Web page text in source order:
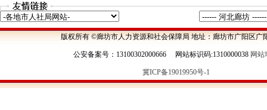
版权所有 ©廊坊市人力资源和社会保障局 地址：廊坊市广阳区广
公安备案号：13100302000666 网站标识码:1310000038 网站
冀ICP备19019950号-1